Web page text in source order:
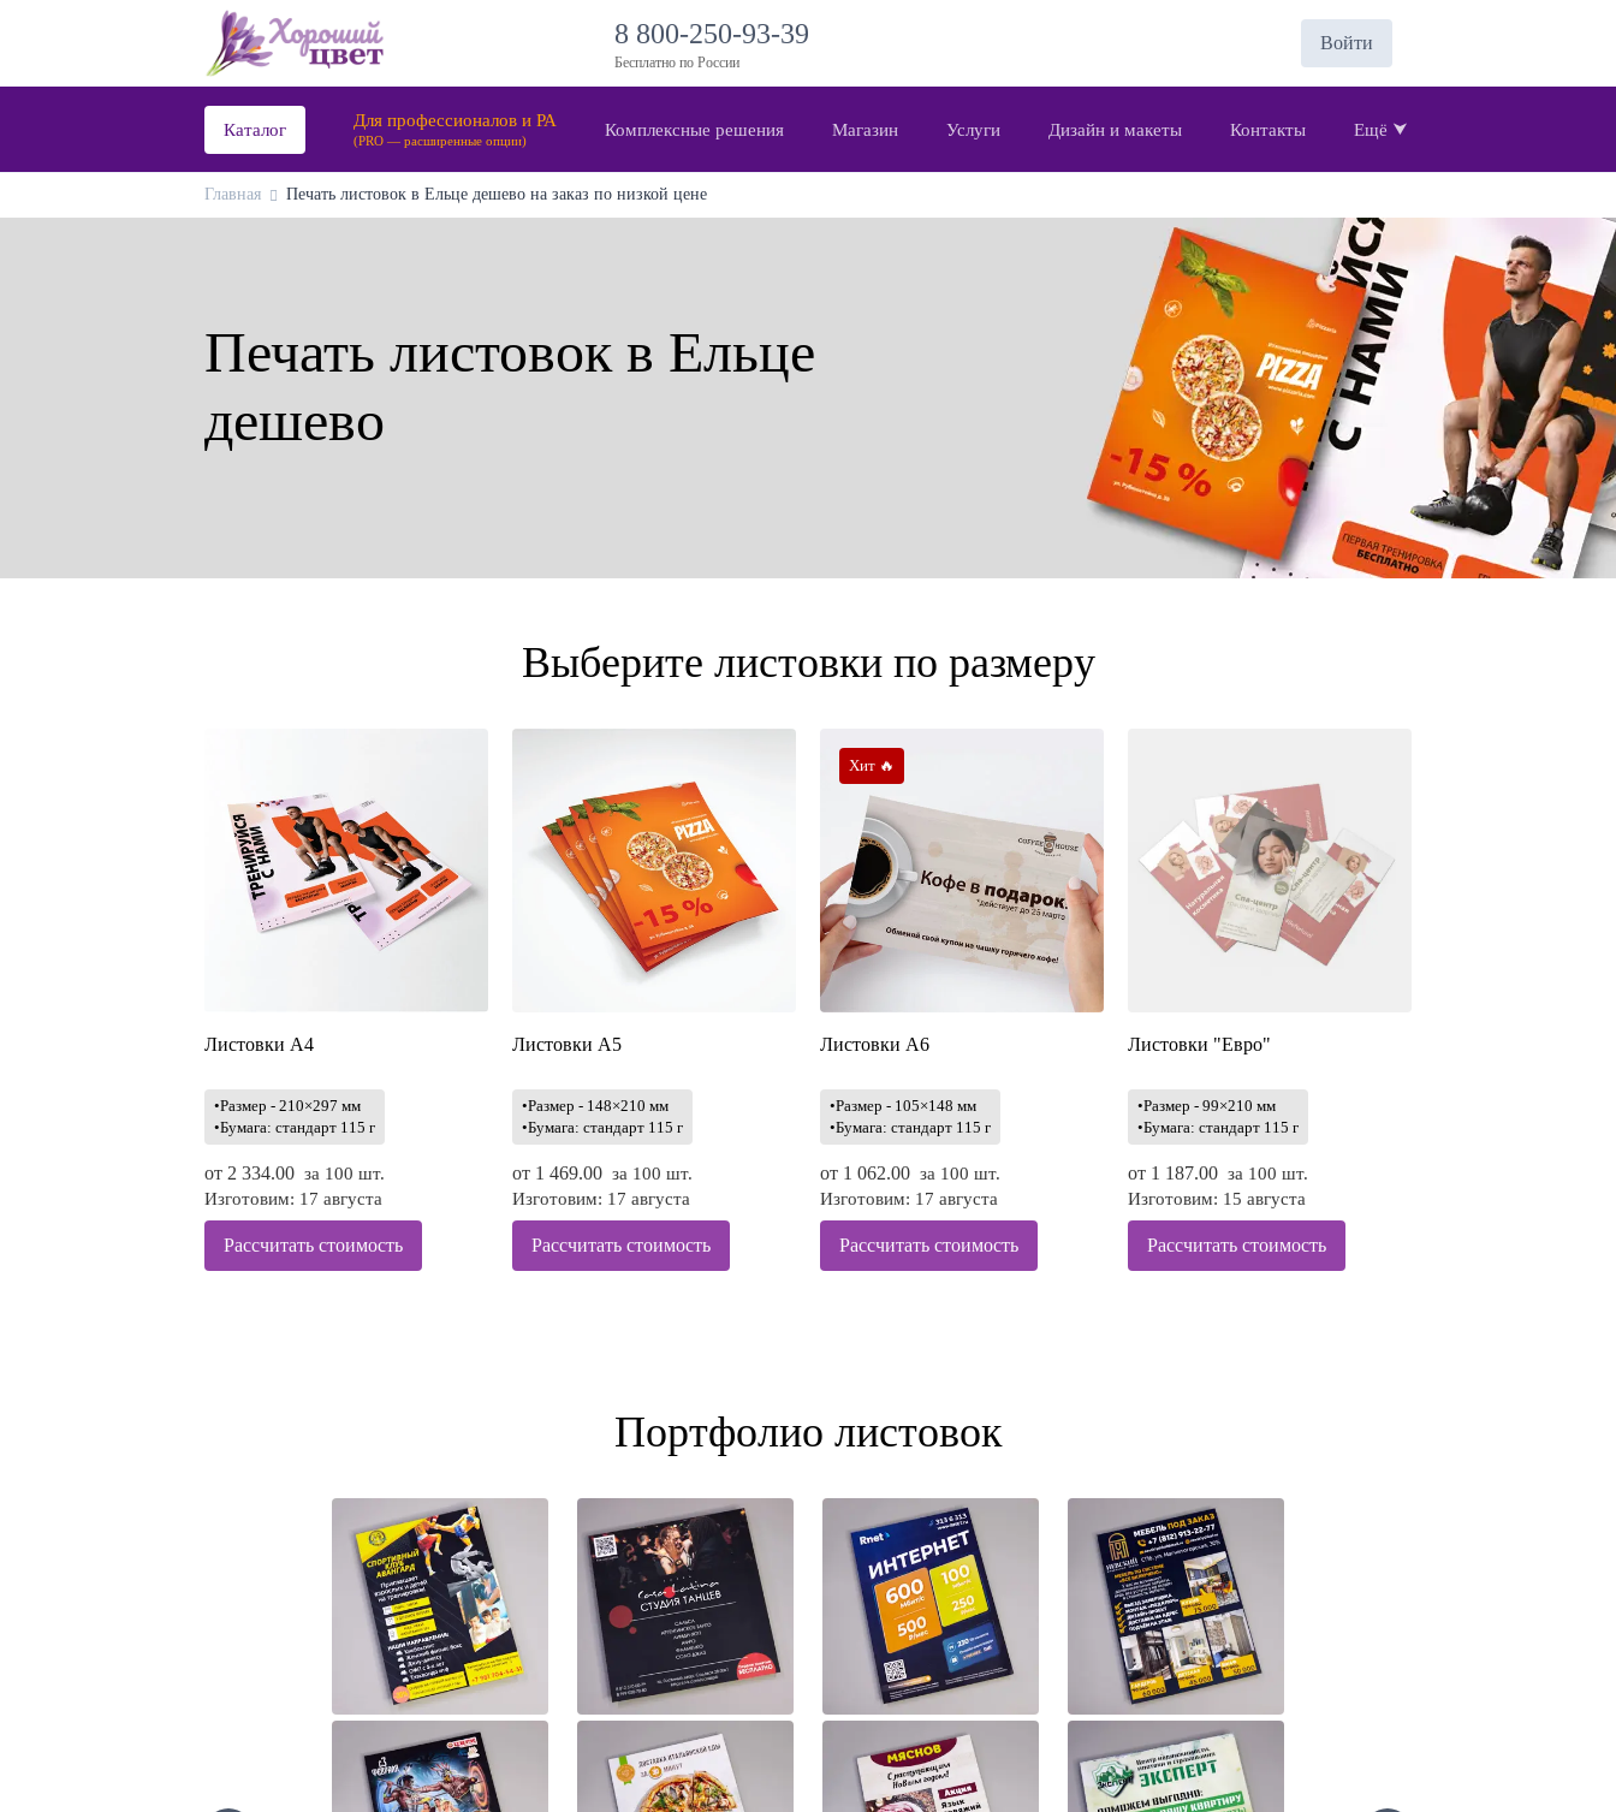
8 800-250-93-39
Бесплатно по России
Войти
Каталог Для профессионалов и РА
(PRO — расширенные опции)
Комплексные решения Магазин Услуги Дизайн и макеты Контакты Ещё ⮟
Главная Печать листовок в Ельце дешево на заказ по низкой цене
Печать листовок в Ельце
дешево
Выберите листовки по размеру
Листовки А4
•Размер - 210×297 мм
•Бумага: стандарт 115 г
от 2 334.00 за 100 шт.
Изготовим: 17 августа
Рассчитать стоимость
Листовки А5
•Размер - 148×210 мм
•Бумага: стандарт 115 г
от 1 469.00 за 100 шт.
Изготовим: 17 августа
Рассчитать стоимость
Хит 🔥
Листовки А6
•Размер - 105×148 мм
•Бумага: стандарт 115 г
от 1 062.00 за 100 шт.
Изготовим: 17 августа
Рассчитать стоимость
Листовки "Евро"
•Размер - 99×210 мм
•Бумага: стандарт 115 г
от 1 187.00 за 100 шт.
Изготовим: 15 августа
Рассчитать стоимость
Портфолио листовок